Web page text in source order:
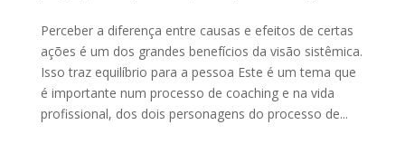
Perceber a diferença entre causas e efeitos de certas
ações é um dos grandes benefícios da visão sistêmica.
Isso traz equilíbrio para a pessoa Este é um tema que
é importante num processo de coaching e na vida
profissional, dos dois personagens do processo de...